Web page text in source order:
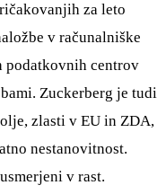
za leto
v računalniške
centrov
Zuckerberg je tudi
zlasti v EU in ZDA,
nestanovitnost.
v rast.